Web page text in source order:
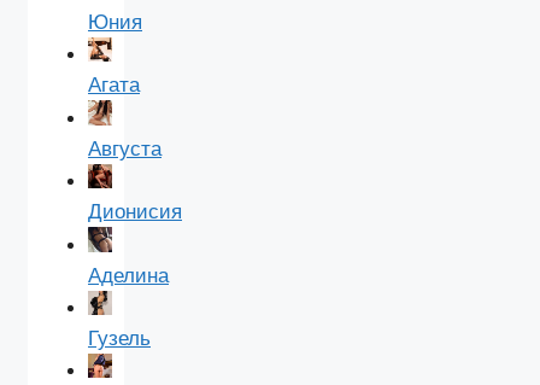
Юния
Агата
Августа
Дионисия
Аделина
Гузель